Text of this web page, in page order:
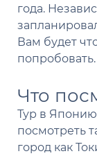
года.
Вам будет
попробовать.
Что
Тур в Японию
посмотреть
город как